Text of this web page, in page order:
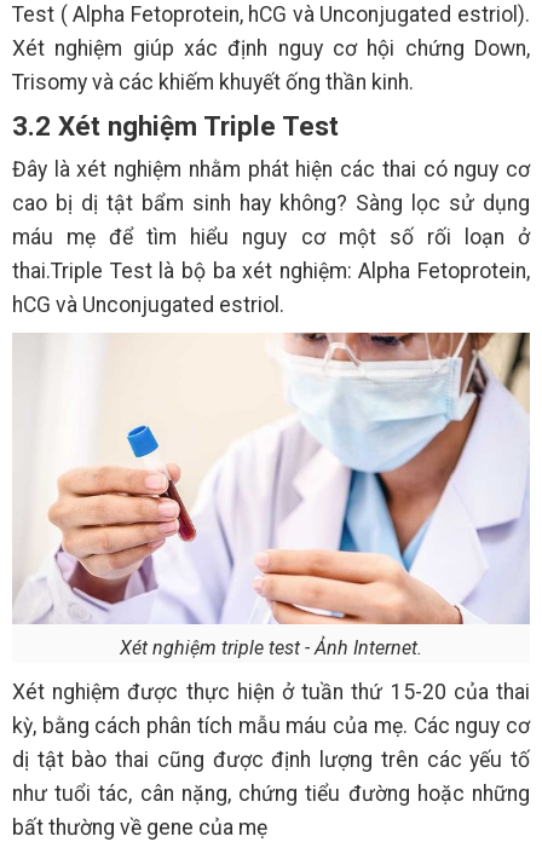
Test ( Alpha Fetoprotein, hCG và Unconjugated estriol).
Xét nghiệm giúp xác định nguy cơ hội chứng Down,
Trisomy và các khiếm khuyết ống thần kinh.
3.2 Xét nghiệm Triple Test
Đây là xét nghiệm nhằm phát hiện các thai có nguy cơ
cao bị dị tật bẩm sinh hay không? Sàng lọc sử dụng
máu mẹ để tìm hiểu nguy cơ một số rối loạn ở
thai.Triple Test là bộ ba xét nghiệm: Alpha Fetoprotein,
hCG và Unconjugated estriol.
Xét nghiệm triple test - Ảnh Internet.
Xét nghiệm được thực hiện ở tuần thứ 15-20 của thai
kỳ, bằng cách phân tích mẫu máu của mẹ. Các nguy cơ
dị tật bào thai cũng được định lượng trên các yếu tố
như tuổi tác, cân nặng, chứng tiểu đường hoặc những
bất thường về gene của mẹ